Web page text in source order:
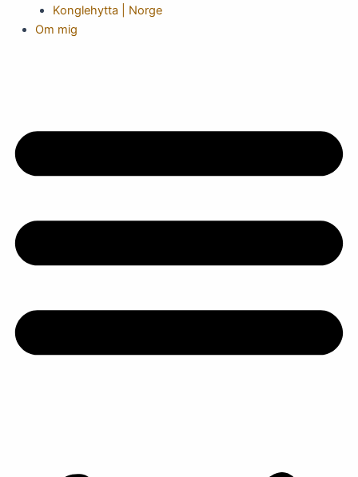
Konglehytta | Norge
Om mig